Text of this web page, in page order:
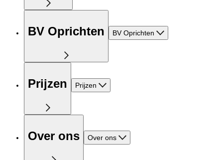
BV Oprichten BV Oprichten
Prijzen Prijzen
Over ons Over ons